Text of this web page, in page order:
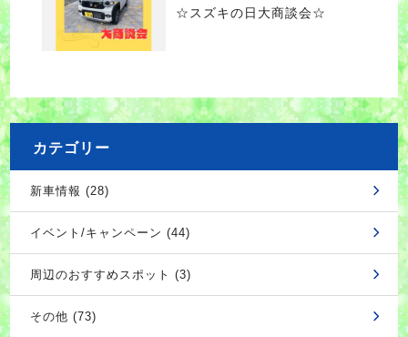
☆スズキの日大商談会☆
カテゴリー
新車情報 (28)
イベント/キャンペーン (44)
周辺のおすすめスポット (3)
その他 (73)